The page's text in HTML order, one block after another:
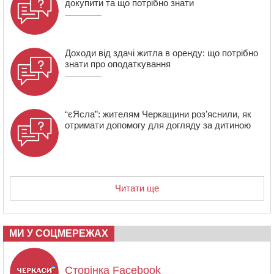
докупити та що потрібно знати
Доходи від здачі житла в оренду: що потрібно
знати про оподаткування
“єЯсла”: жителям Черкащини роз’яснили, як
отримати допомогу для догляду за дитиною
Читати ще
МИ У СОЦМЕРЕЖАХ
Сторінка Facebook